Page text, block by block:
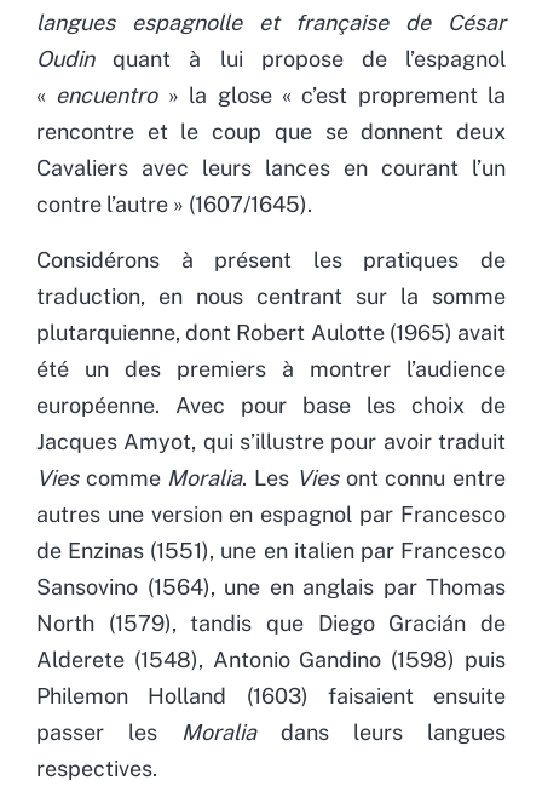
langues espagnolle et française de César
Oudinquant à lui propose de l’espagnol
« encuentro» la glose « c’est proprement la
rencontre et le coup que se donnent deux
Cavaliers avec leurs lances en courant l’un
contre l’autre » (1607/1645).
Considérons à présent les pratiques de
traduction, en nous centrant sur la somme
plutarquienne, dont Robert Aulotte (1965) avait
été un des premiers à montrer l’audience
européenne. Avec pour base les choix de
Jacques Amyot, qui s’illustre pour avoir traduit
Viescomme Moralia. Les Vies ont connu entre
autres une version en espagnol par Francesco
de Enzinas (1551), une en italien par Francesco
Sansovino (1564), une en anglais par Thomas
North (1579), tandis que Diego Gracián de
Alderete (1548), Antonio Gandino (1598) puis
Philemon Holland (1603) faisaient ensuite
passer les Moraliadans leurs langues
respectives.